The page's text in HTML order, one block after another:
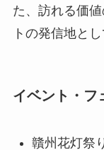
た、訪れる価
トの発信地と
イベント・フ
贛州花灯祭